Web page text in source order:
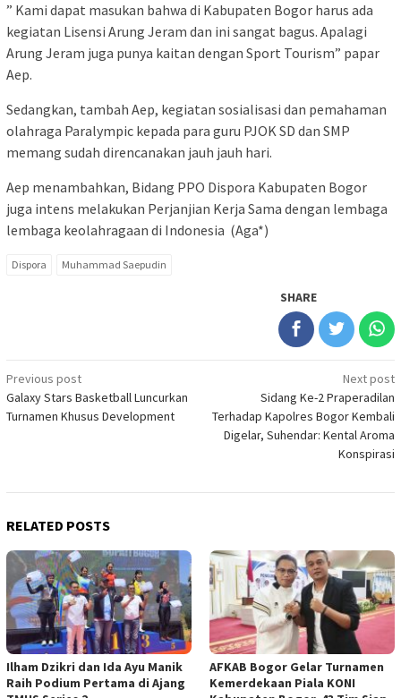
” Kami dapat masukan bahwa di Kabupaten Bogor harus ada
kegiatan Lisensi Arung Jeram dan ini sangat bagus. Apalagi
Arung Jeram juga punya kaitan dengan Sport Tourism” papar
Aep.
Sedangkan, tambah Aep, kegiatan sosialisasi dan pemahaman
olahraga Paralympic kepada para guru PJOK SD dan SMP
memang sudah direncanakan jauh jauh hari.
Aep menambahkan, Bidang PPO Dispora Kabupaten Bogor
juga intens melakukan Perjanjian Kerja Sama dengan lembaga
lembaga keolahragaan di Indonesia (Aga*)
Dispora Muhammad Saepudin
SHARE
Post
navigation
Previous post
Galaxy Stars Basketball Luncurkan
Turnamen Khusus Development
Next post
Sidang Ke-2 Praperadilan
Terhadap Kapolres Bogor Kembali
Digelar, Suhendar: Kental Aroma
Konspirasi
RELATED POSTS
Ilham Dzikri dan Ida Ayu Manik
Raih Podium Pertama di Ajang
AFKAB Bogor Gelar Turnamen
Kemerdekaan Piala KONI